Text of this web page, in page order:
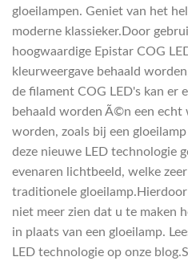
gloeilampen. Geniet van het
moderne klassieker.Door
hoogwaardige Epistar COG
kleurweergave behaald
de filament COG LED's kan er
behaald worden Ã©n een echt
worden, zoals bij een
deze nieuwe LED technologie
evenaren lichtbeeld, welke
traditionele
niet meer zien dat u te maken
in plaats van een gloeilamp.
LED technologie op onze